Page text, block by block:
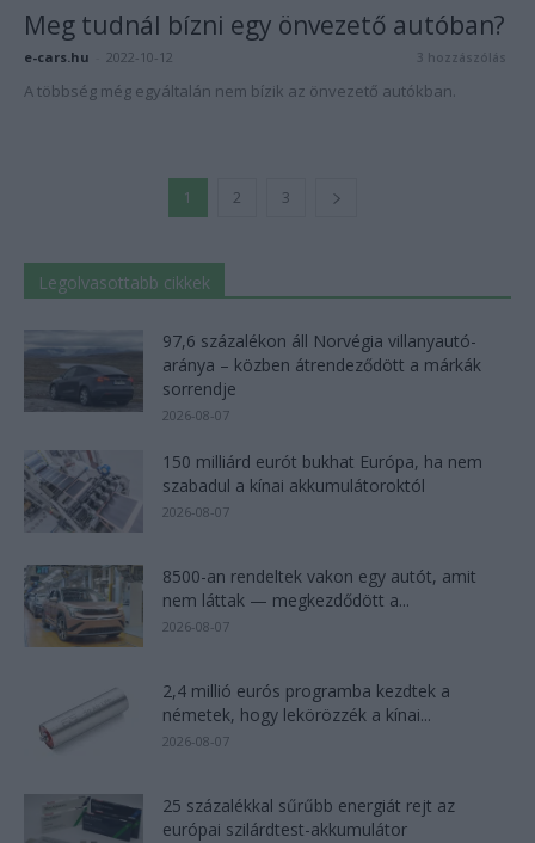
Meg tudnál bízni egy önvezető autóban?
e-cars.hu 2022-10-12 3 hozzászólás
A többség még egyáltalán nem bízik az önvezető autókban.
1 2 3
Legolvasottabb cikkek
97,6 százalékon áll Norvégia villanyautó-
aránya – közben átrendeződött a márkák
sorrendje
2026-08-07
150 milliárd eurót bukhat Európa, ha nem
szabadul a kínai akkumulátoroktól
2026-08-07
8500-an rendeltek vakon egy autót, amit
nem láttak — megkezdődött a...
2026-08-07
2,4 millió eurós programba kezdtek a
németek, hogy lekörözzék a kínai...
2026-08-07
25 százalékkal sűrűbb energiát rejt az
európai szilárdtest-akkumulátor